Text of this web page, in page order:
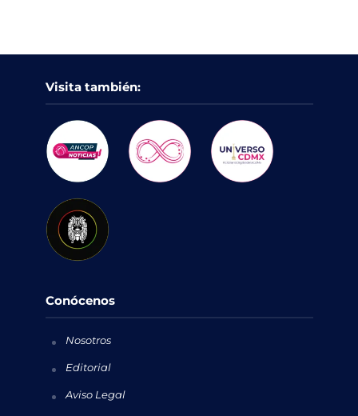
Visita también:
Conócenos
Nosotros
Editorial
Aviso Legal